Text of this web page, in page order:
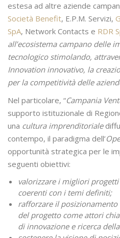
estesa ad altre aziende
Società Benefit, E.P.M. Servizi,
SpA, Network Contacts e RDR
all’ecosistema campano delle
tecnologico stimolando,
Innovation innovativo, la
per la competitività delle
Nel particolare, “Campania
supporto istituzionale di
una cultura imprenditoriale
contempo, il paradigma dell’
opportunità strategica per le
seguenti obiettivi:
valorizzare i migliori
coerenti con i temi definiti;
rafforzare il
del progetto come attori
di innovazione e ricerca